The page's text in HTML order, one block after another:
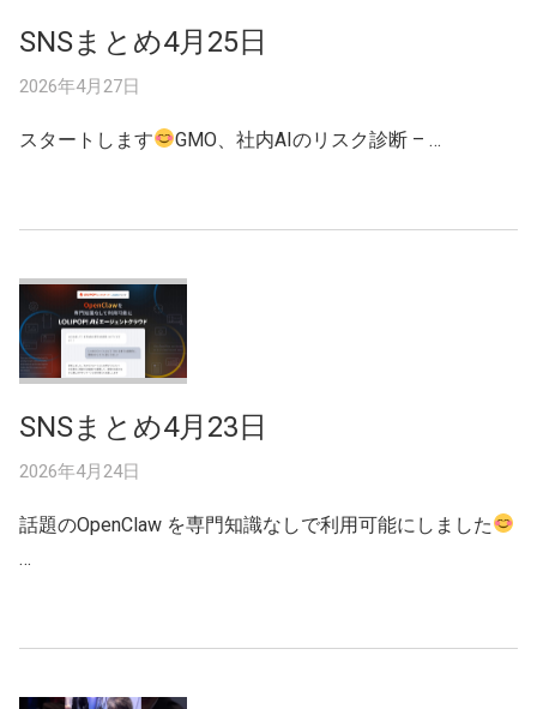
SNSまとめ4月25日
2026年4月27日
スタートします GMO、社内AIのリスク診断 – …
SNSまとめ4月23日
2026年4月24日
話題のOpenClaw を専門知識なしで利用可能にしました
…